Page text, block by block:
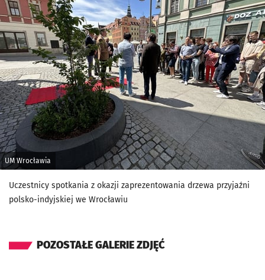
UM Wrocławia
Uczestnicy spotkania z okazji zaprezentowania drzewa przyjaźni
polsko-indyjskiej we Wrocławiu
POZOSTAŁE GALERIE ZDJĘĆ